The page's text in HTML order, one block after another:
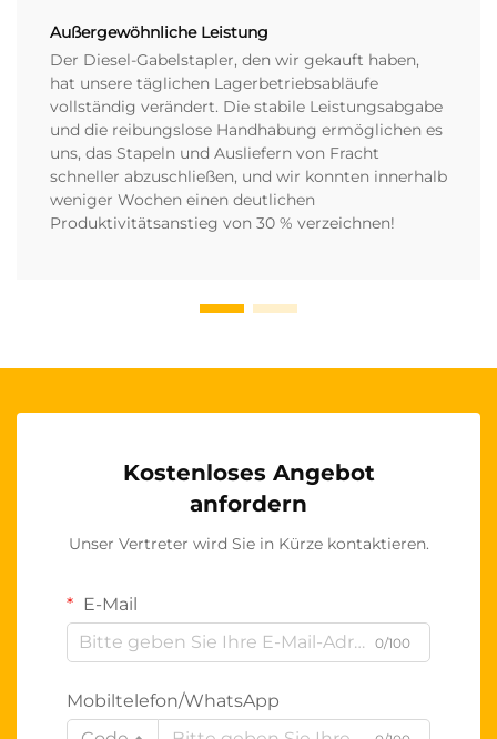
Außergewöhnliche Leistung
Der Diesel-Gabelstapler, den wir gekauft haben,
hat unsere täglichen Lagerbetriebsabläufe
vollständig verändert. Die stabile Leistungsabgabe
und die reibungslose Handhabung ermöglichen es
uns, das Stapeln und Ausliefern von Fracht
schneller abzuschließen, und wir konnten innerhalb
weniger Wochen einen deutlichen
Produktivitätsanstieg von 30 % verzeichnen!
Kostenloses Angebot
anfordern
Unser Vertreter wird Sie in Kürze kontaktieren.
E-Mail
0/100
Mobiltelefon/WhatsApp